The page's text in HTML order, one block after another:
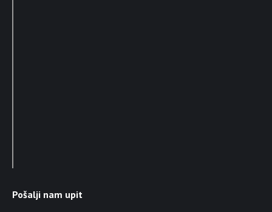
Pošalji nam upit